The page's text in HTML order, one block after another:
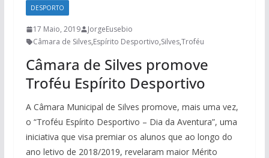
DESPORTO
17 Maio, 2019
JorgeEusebio
Câmara de Silves,Espírito Desportivo,Silves,Troféu
Câmara de Silves promove
Troféu Espírito Desportivo
A Câmara Municipal de Silves promove, mais uma vez,
o “Troféu Espírito Desportivo – Dia da Aventura”, uma
iniciativa que visa premiar os alunos que ao longo do
ano letivo de 2018/2019, revelaram maior Mérito